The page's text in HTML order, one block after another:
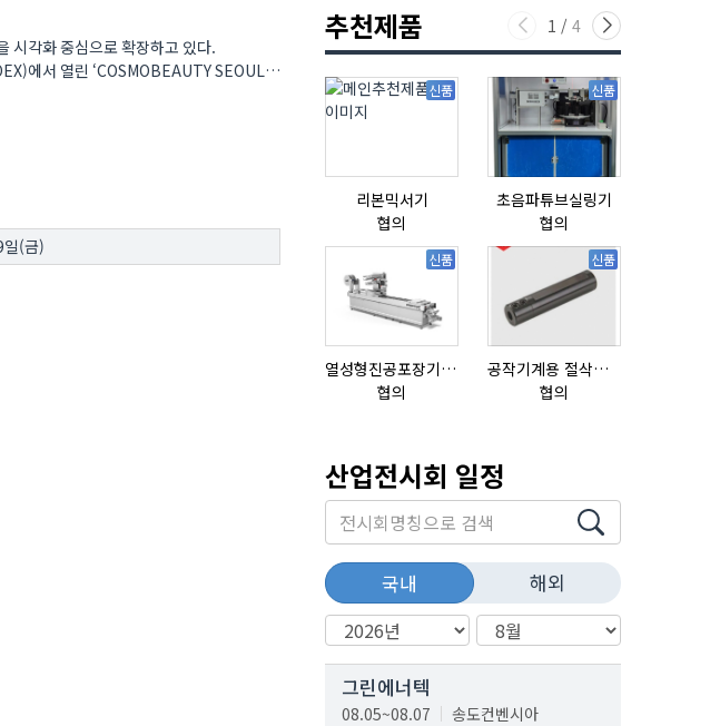
시각화 중심으로 확장하고 있다.
에서 열린 ‘COSMOBEAUTY SEOUL
(금)
추천제품 1 / 4
신품
리본믹서기
협의
신품
초음파튜브실링기
협의
신품
열성형진공포장기 표준형 모델 OMNIVAC S-200
협의
신품
공작기계용 절삭공구, 슬리브(SLEEVE)
협의
산업전시회 일정
국내 해외
그린에너텍
08.05~08.07 송도컨벤시아